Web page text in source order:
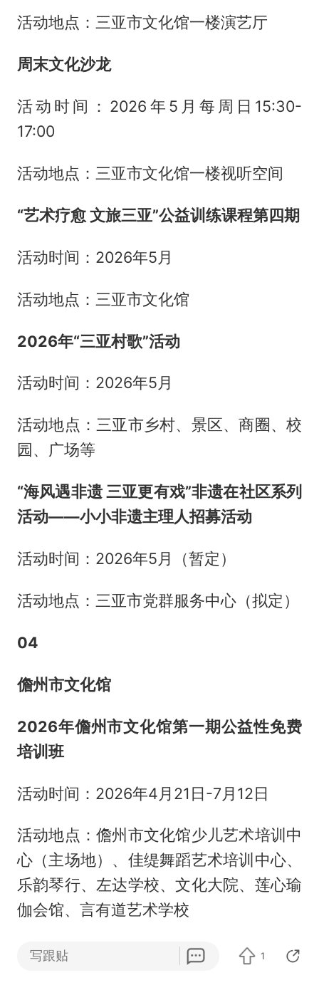
活动地点：三亚市文化馆一楼演艺厅
周末文化沙龙
活动时间：2026年5月每周日15:30-
17:00
活动地点：三亚市文化馆一楼视听空间
“艺术疗愈 文旅三亚”公益训练课程第四期
活动时间：2026年5月
活动地点：三亚市文化馆
2026年“三亚村歌”活动
活动时间：2026年5月
活动地点：三亚市乡村、景区、商圈、校
园、广场等
“海风遇非遗 三亚更有戏”非遗在社区系列
活动——小小非遗主理人招募活动
活动时间：2026年5月（暂定）
活动地点：三亚市党群服务中心（拟定）
04
儋州市文化馆
2026年儋州市文化馆第一期公益性免费
培训班
活动时间：2026年4月21日-7月12日
活动地点：儋州市文化馆少儿艺术培训中
心（主场地）、佳缇舞蹈艺术培训中心、
乐韵琴行、左达学校、文化大院、莲心瑜
伽会馆、言有道艺术学校
2026年儋州山歌每周一唱活动
写跟贴 1